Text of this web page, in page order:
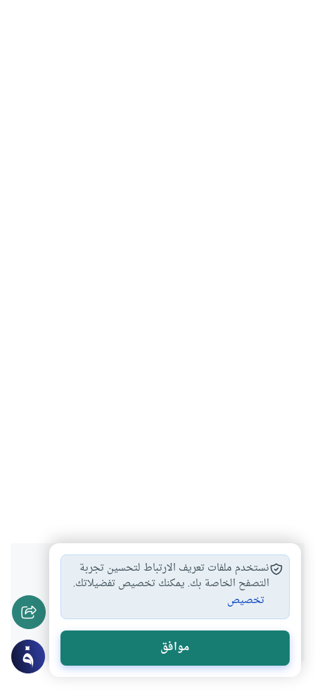
هل انتفعت بهذا المحتوى؟
نعم لا
نستخدم ملفات تعريف الارتباط لتحسين تجربة
التصفح الخاصة بك. يمكنك تخصيص تفضيلاتك.
تخصيص
موافق